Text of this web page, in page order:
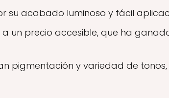
su acabado luminoso y fácil
un precio accesible, que ha
pigmentación y variedad de tonos,